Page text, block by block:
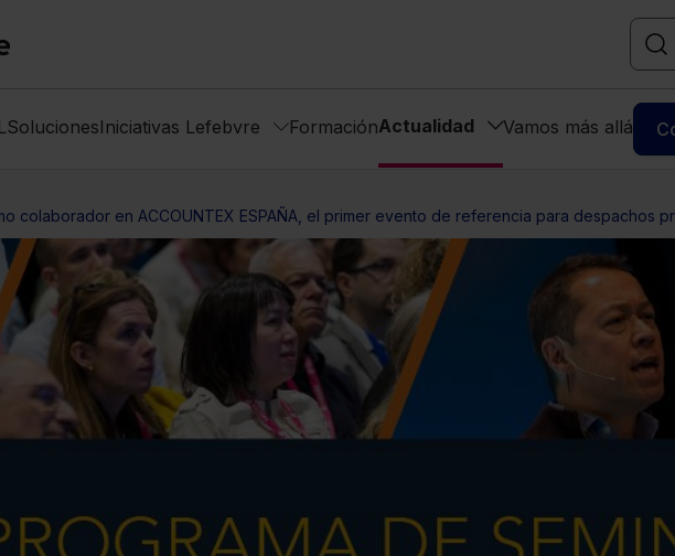
SolucionesIniciativas Lefebvre FormaciónActualidad Vamos más allá
colaborador en ACCOUNTEX ESPAÑA, el primer evento de referencia para despachos